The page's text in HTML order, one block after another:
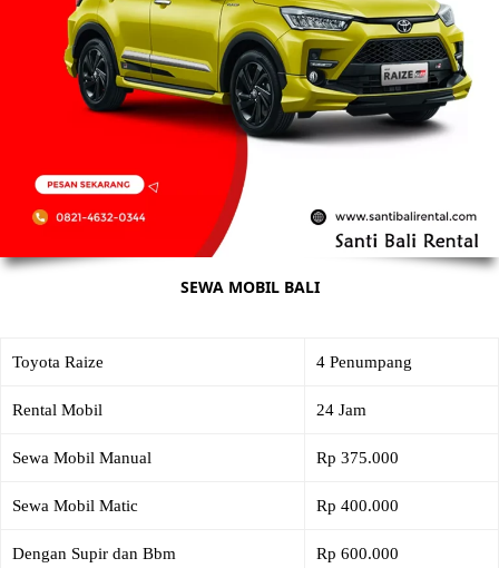
SEWA MOBIL BALI
Toyota Raize 4 Penumpang
Rental Mobil 24 Jam
Sewa Mobil Manual Rp 375.000
Sewa Mobil Matic Rp 400.000
Dengan Supir dan Bbm Rp 600.000